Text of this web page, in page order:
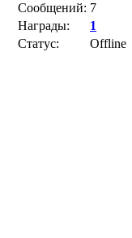
Сообщений: 7
Награды:
1
Статус:
Offline